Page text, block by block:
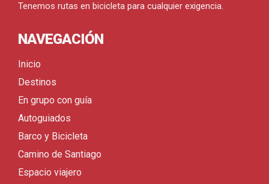
Tenemos rutas en bicicleta para cualquier exigencia.
NAVEGACIÓN
Inicio
Destinos
En grupo con guía
Autoguiados
Barco y Bicicleta
Camino de Santiago
Espacio viajero